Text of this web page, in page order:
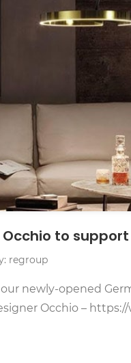
to
regroup
newly-opened
Occhio –